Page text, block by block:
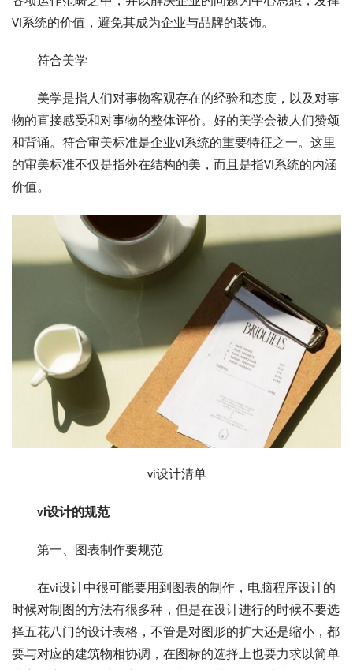
VI系统的价值，避免其成为企业与品牌的装饰。
符合美学
美学是指人们对事物客观存在的经验和态度，以及对事
物的直接感受和对事物的整体评价。好的美学会被人们赞颂
和背诵。符合审美标准是企业vi系统的重要特征之一。这里
的审美标准不仅是指外在结构的美，而且是指VI系统的内涵
价值。
vi设计清单
vi设计的规范
第一、图表制作要规范
在vi设计中很可能要用到图表的制作，电脑程序设计的
时候对制图的方法有很多种，但是在设计进行的时候不要选
择五花八门的设计表格，不管是对图形的扩大还是缩小，都
要与对应的建筑物相协调，在图标的选择上也要力求以简单